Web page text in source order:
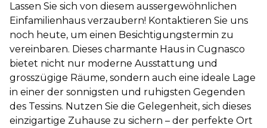
Lassen Sie sich von diesem aussergewöhnlichen
Einfamilienhaus verzaubern! Kontaktieren Sie uns
noch heute, um einen Besichtigungstermin zu
vereinbaren. Dieses charmante Haus in Cugnasco
bietet nicht nur moderne Ausstattung und
grosszügige Räume, sondern auch eine ideale Lage
in einer der sonnigsten und ruhigsten Gegenden
des Tessins. Nutzen Sie die Gelegenheit, sich dieses
einzigartige Zuhause zu sichern – der perfekte Ort